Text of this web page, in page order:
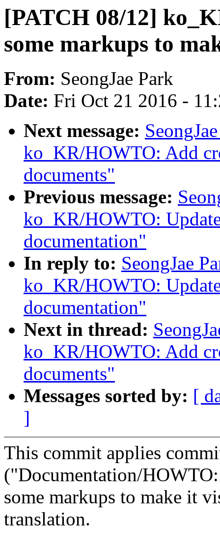
[PATCH 08/12]
some markups to
From: SeongJae Park
Date: Fri Oct 21 2016 -
Next message:
ko_KR/HOWTO: Add
documents"
Previous message:
ko_KR/HOWTO:
documentation"
In reply to: SeongJae
ko_KR/HOWTO:
documentation"
Next in thread:
ko_KR/HOWTO: Add
documents"
Messages sorted by: [
]
This commit applies
("Documentation/
some markups to make it
translation.